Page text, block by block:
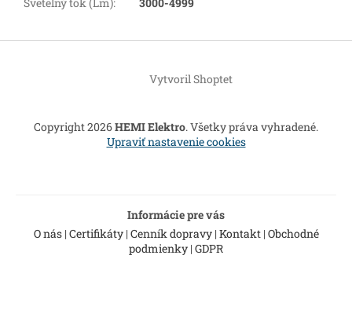
Vytvoril Shoptet
Copyright 2026HEMI Elektro. Všetky práva vyhradené.
Upraviť nastavenie cookies
Informácie pre vás
O nás| Certifikáty| Cenník dopravy| Kontakt| Obchodné
podmienky | GDPR